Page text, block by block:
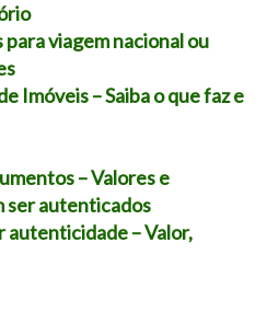
viagem nacional ou
Imóveis – Saiba o que faz e
– Valores e
ser autenticados
autenticidade – Valor,